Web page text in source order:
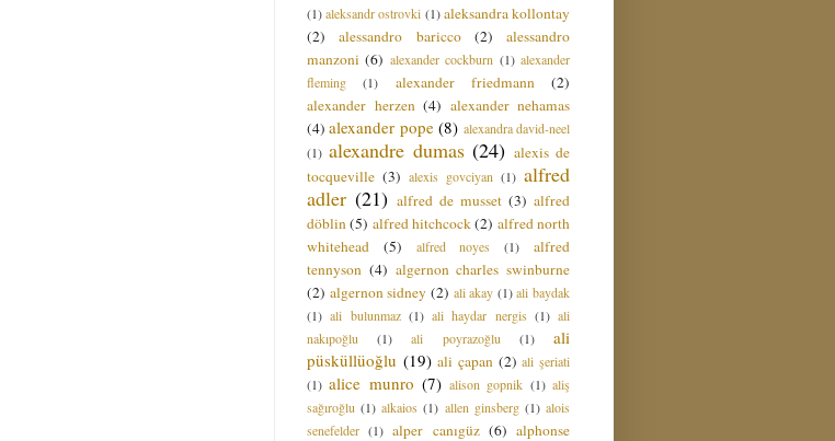
(1) aleksandr ostrovki (1) aleksandra kollontay
(2)
alessandro baricco (2)
alessandro
manzoni (6) alexander cockburn (1) alexander
fleming
(1) alexander friedmann
(2)
alexander herzen (4) alexander nehamas
(4) alexander pope (8) alexandra david-neel
(1) alexandre dumas (24) alexis de
tocqueville (3) alexis govciyan (1) alfred
adler (21) alfred de musset (3) alfred
döblin (5) alfred hitchcock(2) alfred north
whitehead
(5) alfred noyes (1)
alfred
tennyson (4) algernon charles swinburne
(2) algernon sidney (2) ali akay (1) ali baydak
(1) ali bulunmaz (1) ali haydar nergis (1) ali
nakıpoğlu
(1) ali poyrazoğlu (1)
ali
püsküllüoğlu (19) ali çapan (2) ali şeriati
(1) alice munro (7) alison gopnik (1) aliş
sağıroğlu (1) alkaios (1) allen ginsberg (1) alois
senefelder (1) alper canıgüz (6) alphonse